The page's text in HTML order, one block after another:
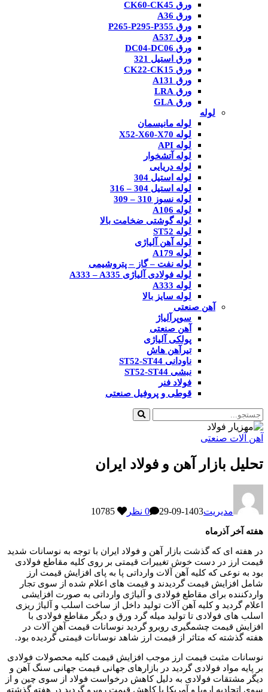
ورق CK60-CK45
ورق A36
ورق P265-P295-P355
ورق A537
ورق DC04-DC06
ورق استیل 321
ورق CK22-CK15
ورق A131
ورق LRA
ورق GLA
لوله
لوله مانیسمان
لوله X52-X60-X70
لوله API
لوله آتشخوار
لوله دریایی
لوله استیل 304
لوله استیل 304 – 316
لوله نسوز 310 – 309
لوله A106
لوله گوشتی ضخامت بالا
لوله ST52
لوله آهن آلیاژی
لوله A179
لوله نفت – گاز – پتروشیمی
لوله فولادی آلیاژی A333 – A335
لوله A333
لوله سایز بالا
آهن صنعتی
سوپرآلیاژ
آهن صنعتی
پولکی آلیاژی
تیرآهن هاش
ناودانی ST52-ST44
نبشی ST52-ST44
فولاد فنر
قوطی و پروفیل صنعتی
آهن آلات صنعتی
تحلیل بازار آهن و فولاد ایران
مدیریت1403-09-29 0 نظر
هفته آخر آذرماه
در هفته ای که گذشت بازار آهن و فولاد ایران با توجه به نوسانات شدید
قیمت ارز در دست خوش تغییرات قیمتی بر روی کلیه مقاطع فولادی
بود به نوعی که کلیه آهن آلات وارداتی پا به پای افزایش قیمت ارز
شامل افزایش قیمت گردیدند و قیمت های اعلام شده از سوی تجار
واردکننده برای مقاطع فولادی و آلیاژی وارداتی به صورت افزایشی
اعلام گردید و کلیه آهن آلات تولید داخل از ساخت اسلب و آلیاژ ریزی
اسلب های فولادی تا تولید میله گرد ورق و دیگر مقاطع فولادی با
افزایش قیمت چشمگیری روبرو گردید نوسانات قیمت آهن آلات در
هفته گذشته که متاثر از قیمت ارز شاهد نوسانات قیمتی گردیده بود.
نوسانات مثبت قیمت ارز موجب افزایش قیمت کلیه محصولات فولادی
بر پایه مواد فولادی گردید در بازارهای جهانی قیمت جهانی سنگ آهن و
دیگر مشتقات فولادی به دلیل کاهش درخواست فولاد از سوی چین و از
سوی اتحادیه اروپا و آمریکا با کاهش قیمت روبرو گردید در هفته گذشته